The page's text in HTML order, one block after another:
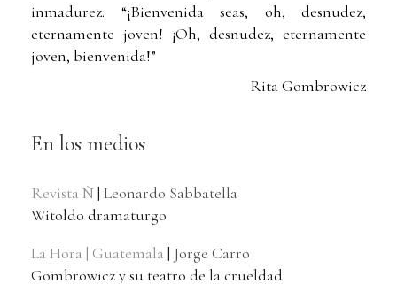
inmadurez. “¡Bienvenida seas, oh, desnudez,
eternamente joven! ¡Oh, desnudez, eternamente
joven, bienvenida!”
Rita Gombrowicz
En los medios
Revista Ñ | Leonardo Sabbatella
Witoldo dramaturgo
La Hora | Guatemala | Jorge Carro
Gombrowicz y su teatro de la crueldad